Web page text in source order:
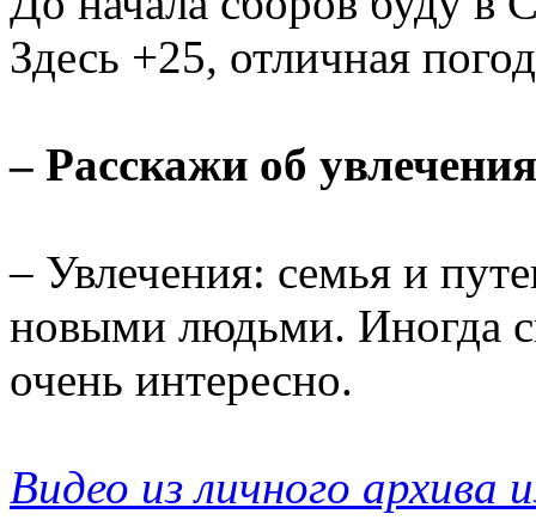
Здесь +25, отличная
– Расскажи об
– Увлечения: семья и
новыми людьми. Иногда
очень интересно.
Видео из личного архива